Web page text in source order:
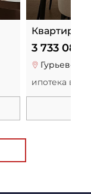
Квартира,
3 733 080
Гурьевск,
ипотека